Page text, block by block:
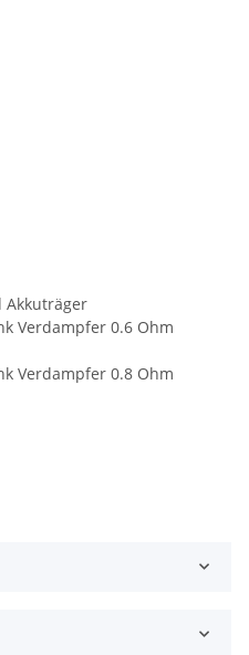
Akkuträger
Verdampfer 0.6 Ohm
Verdampfer 0.8 Ohm